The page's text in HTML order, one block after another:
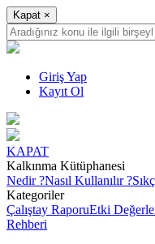
Kapat ×
Giriş Yap
Kayıt Ol
KAPAT
Kalkınma Kütüphanesi
Nedir ?Nasıl Kullanılır ?
Kategoriler
Çalıştay RaporuEtki
Rehberi